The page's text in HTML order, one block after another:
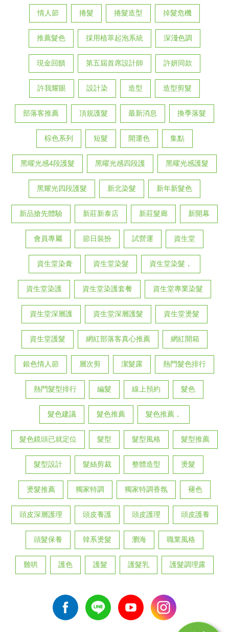
情人節 捲髮 捲髮造型 掉髮危機
推薦髮色 採用植萃起泡系統 深淺色調
現金回饋 第五屆首席設計師 許妍同款
許我耀眼 設計染 造型 造型剪髮
部落客推薦 頂規護髮 最新消息 換季落髮
棕色系列 短髮 開運色 集點
黑曜光感4段護髮 黑曜光感四段護 黑曜光感護髮
黑耀光四段護髮 新北染髮 新年新髮色
新品搶先體驗 新莊新泰店 新莊髮廊 新開幕
會員專屬 節日裝扮 試營運 資生堂
資生堂染膏 資生堂染髮 資生堂染髮，
資生堂染護 資生堂染護套餐 資生堂專業染髮
資生堂深層護 資生堂深層護髮 資生堂燙髮
資生堂護髮 網紅部落客真心推薦 網紅開箱
銀色情人節 層次剪 潔髮露 熱門髮色排行
熱門髮型排行 編髮 線上預約 髮色
髮色建議 髮色推薦 髮色推薦，
髮色鏡頭已就定位 髮型 髮型風格 髮型推薦
髮型設計 髮絲剪裁 整體造型 燙髮
燙髮推薦 獨家特調 獨家特調香氛 褪色
頭皮深層護理 頭皮養護 頭皮護理 頭皮護養
頭髮保養 韓系燙髮 瀏海 職業風格
難哄 護色 護髮 護髮乳 護髮調理露